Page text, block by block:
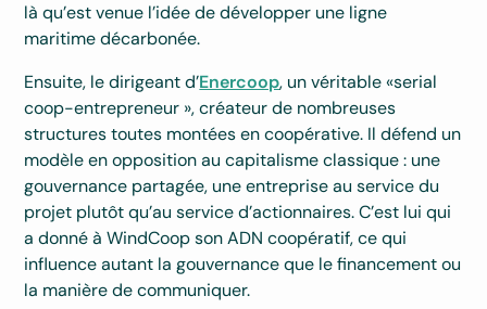
là qu’est venue l’idée de développer une ligne
maritime décarbonée.
Ensuite, le dirigeant d’Enercoop, un véritable «serial
coop-entrepreneur », créateur de nombreuses
structures toutes montées en coopérative. Il défend un
modèle en opposition au capitalisme classique : une
gouvernance partagée, une entreprise au service du
projet plutôt qu’au service d’actionnaires. C’est lui qui
a donné à WindCoop son ADN coopératif, ce qui
influence autant la gouvernance que le financement ou
la manière de communiquer.